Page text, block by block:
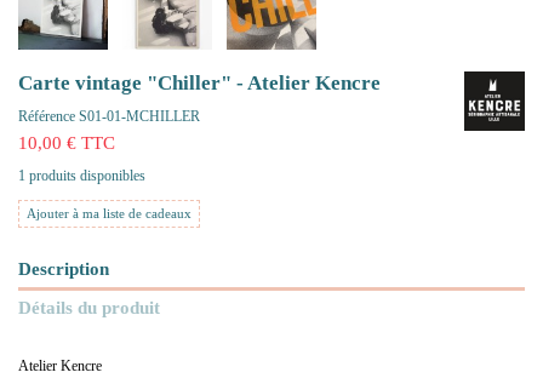
Carte vintage "Chiller" - Atelier Kencre
Référence S01-01-MCHILLER
10,00 € TTC
1 produits disponibles
Ajouter à ma liste de cadeaux
Description
Détails du produit
Atelier Kencre